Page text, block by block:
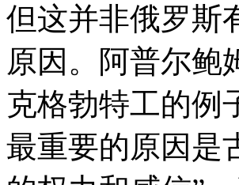
但这并非俄罗斯
原因。阿普尔鲍
克格勃特工的
最重要的原因是